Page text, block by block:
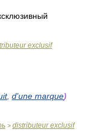
exclusif
, d'une marque)
> distributeur exclusif